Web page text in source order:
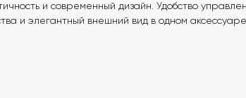
и современный дизайн. Удобство
и элегантный внешний вид в одном